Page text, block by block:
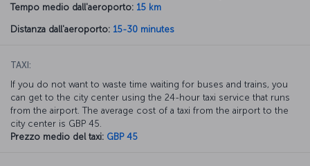
Tempo medio dall'aeroporto: 15 km
Distanza dall'aeroporto: 15-30 minutes
TAXI:
If you do not want to waste time waiting for buses and trains, you
can get to the city center using the 24-hour taxi service that runs
from the airport. The average cost of a taxi from the airport to the
city center is GBP 45.
Prezzo medio del taxi: GBP 45